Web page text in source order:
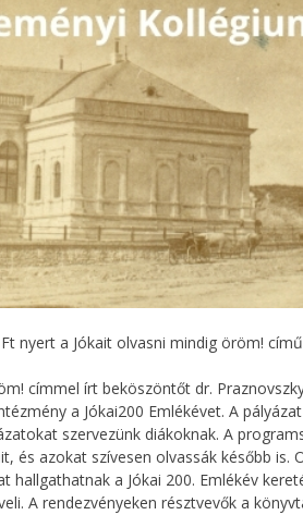
nyert a Jókait olvasni mindig öröm!
címmel írt beköszöntőt dr.
a Jókai200 Emlékévet. A
szervezünk diákoknak. A
és azokat szívesen olvassák később is.
hallgathatnak a Jókai 200. Emlékév
A rendezvényeken résztvevők a